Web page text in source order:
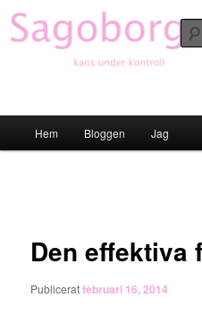
Hoppa
till
primärt
Hem Bloggen Jag
Den effektiva
Publiceratfebruari 16, 2014